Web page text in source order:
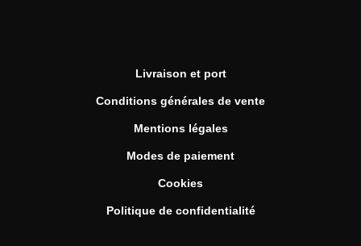
Livraison et port
Conditions générales de vente
Mentions légales
Modes de paiement
Cookies
Politique de confidentialité